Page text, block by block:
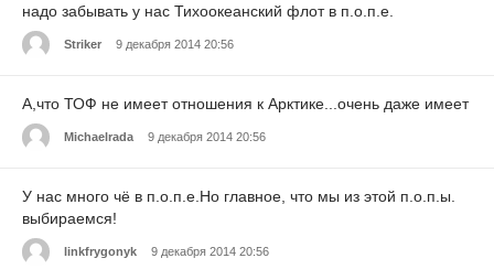
надо забывать у нас Тихоокеанский флот в п.о.п.е.
Striker 9 декабря 2014 20:56
А,что ТОФ не имеет отношения к Арктике...очень даже имеет
Michaelrada 9 декабря 2014 20:56
У нас много чё в п.о.п.е.Но главное, что мы из этой п.о.п.ы.
выбираемся!
linkfrygonyk 9 декабря 2014 20:56